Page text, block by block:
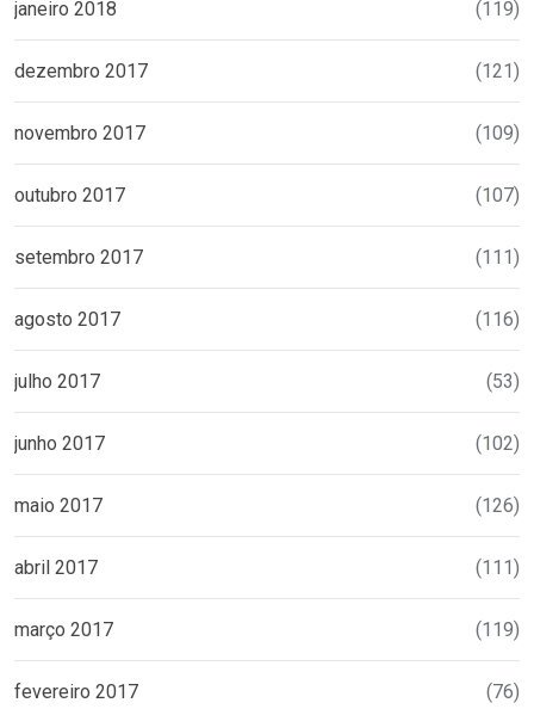
janeiro 2018 (119)
dezembro 2017 (121)
novembro 2017 (109)
outubro 2017 (107)
setembro 2017 (111)
agosto 2017 (116)
julho 2017 (53)
junho 2017 (102)
maio 2017 (126)
abril 2017 (111)
março 2017 (119)
fevereiro 2017 (76)